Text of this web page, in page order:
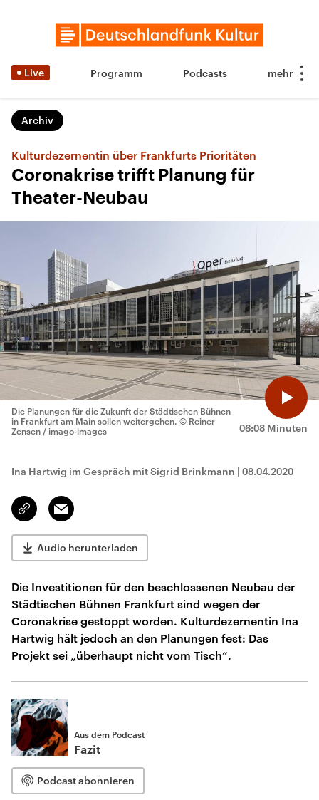
Live Programm Podcasts
Archiv
Kulturdezernentin über Frankfurts Prioritäten
Coronakrise trifft Planung für
Theater-Neubau
06:08 Minuten
Die Planungen für die Zukunft der Städtischen Bühnen
in Frankfurt am Main sollen weitergehen. © Reiner
Zensen / imago-images
Ina Hartwig im Gespräch mit Sigrid Brinkmann | 08.04.2020
Link
kopieren/teilen
Email
Audio herunterladen
Die Investitionen für den beschlossenen Neubau der
Städtischen Bühnen Frankfurt sind wegen der
Coronakrise gestoppt worden. Kulturdezernentin Ina
Hartwig hält jedoch an den Planungen fest: Das
Projekt sei „überhaupt nicht vom Tisch“.
Aus dem Podcast
Fazit
Podcast abonnieren